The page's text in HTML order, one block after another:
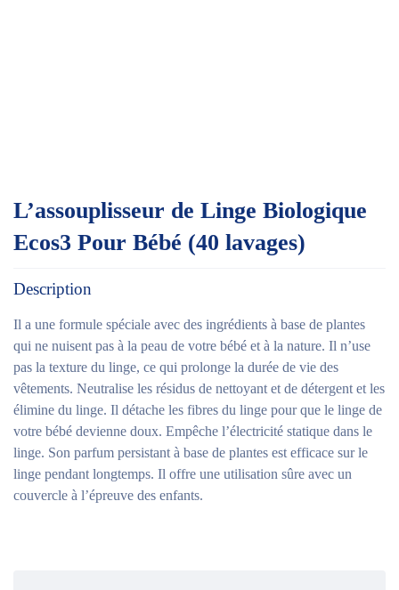
L’assouplisseur de Linge Biologique
Ecos3 Pour Bébé (40 lavages)
Description
Il a une formule spéciale avec des ingrédients à base de plantes
qui ne nuisent pas à la peau de votre bébé et à la nature. Il n’use
pas la texture du linge, ce qui prolonge la durée de vie des
vêtements. Neutralise les résidus de nettoyant et de détergent et les
élimine du linge. Il détache les fibres du linge pour que le linge de
votre bébé devienne doux. Empêche l’électricité statique dans le
linge. Son parfum persistant à base de plantes est efficace sur le
linge pendant longtemps. Il offre une utilisation sûre avec un
couvercle à l’épreuve des enfants.